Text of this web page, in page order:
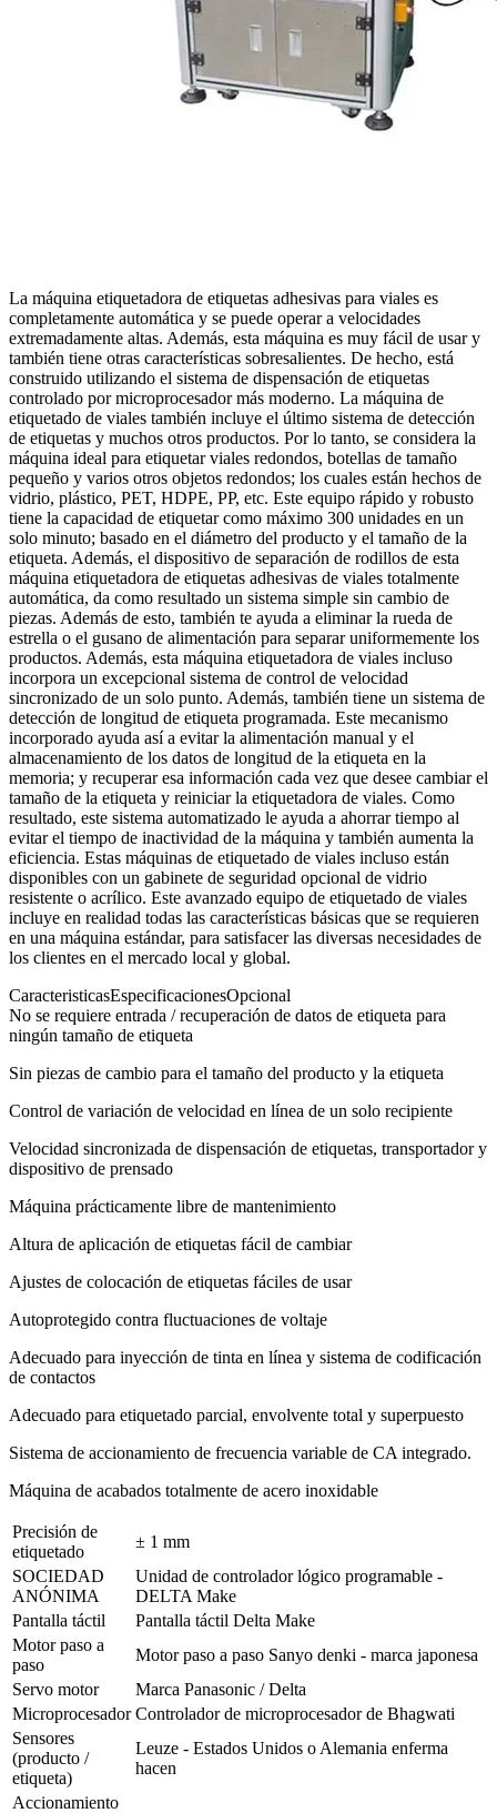
La máquina etiquetadora de etiquetas adhesivas para viales es
completamente automática y se puede operar a velocidades
extremadamente altas. Además, esta máquina es muy fácil de usar y
también tiene otras características sobresalientes. De hecho, está
construido utilizando el sistema de dispensación de etiquetas
controlado por microprocesador más moderno. La máquina de
etiquetado de viales también incluye el último sistema de detección
de etiquetas y muchos otros productos. Por lo tanto, se considera la
máquina ideal para etiquetar viales redondos, botellas de tamaño
pequeño y varios otros objetos redondos; los cuales están hechos de
vidrio, plástico, PET, HDPE, PP, etc. Este equipo rápido y robusto
tiene la capacidad de etiquetar como máximo 300 unidades en un
solo minuto; basado en el diámetro del producto y el tamaño de la
etiqueta. Además, el dispositivo de separación de rodillos de esta
máquina etiquetadora de etiquetas adhesivas de viales totalmente
automática, da como resultado un sistema simple sin cambio de
piezas. Además de esto, también te ayuda a eliminar la rueda de
estrella o el gusano de alimentación para separar uniformemente los
productos. Además, esta máquina etiquetadora de viales incluso
incorpora un excepcional sistema de control de velocidad
sincronizado de un solo punto. Además, también tiene un sistema de
detección de longitud de etiqueta programada. Este mecanismo
incorporado ayuda así a evitar la alimentación manual y el
almacenamiento de los datos de longitud de la etiqueta en la
memoria; y recuperar esa información cada vez que desee cambiar el
tamaño de la etiqueta y reiniciar la etiquetadora de viales. Como
resultado, este sistema automatizado le ayuda a ahorrar tiempo al
evitar el tiempo de inactividad de la máquina y también aumenta la
eficiencia. Estas máquinas de etiquetado de viales incluso están
disponibles con un gabinete de seguridad opcional de vidrio
resistente o acrílico. Este avanzado equipo de etiquetado de viales
incluye en realidad todas las características básicas que se requieren
en una máquina estándar, para satisfacer las diversas necesidades de
los clientes en el mercado local y global.
CaracteristicasEspecificacionesOpcional
No se requiere entrada / recuperación de datos de etiqueta para
ningún tamaño de etiqueta
Sin piezas de cambio para el tamaño del producto y la etiqueta
Control de variación de velocidad en línea de un solo recipiente
Velocidad sincronizada de dispensación de etiquetas, transportador y
dispositivo de prensado
Máquina prácticamente libre de mantenimiento
Altura de aplicación de etiquetas fácil de cambiar
Ajustes de colocación de etiquetas fáciles de usar
Autoprotegido contra fluctuaciones de voltaje
Adecuado para inyección de tinta en línea y sistema de codificación
de contactos
Adecuado para etiquetado parcial, envolvente total y superpuesto
Sistema de accionamiento de frecuencia variable de CA integrado.
Máquina de acabados totalmente de acero inoxidable
Precisión de
etiquetado
± 1 mm
SOCIEDAD
ANÓNIMA
Unidad de controlador lógico programable -
DELTA Make
Pantalla táctil
Pantalla táctil Delta Make
Motor paso a
paso
Motor paso a paso Sanyo denki - marca japonesa
Servo motor
Marca Panasonic / Delta
Microprocesador Controlador de microprocesador de Bhagwati
Sensores
(producto /
etiqueta)
Leuze - Estados Unidos o Alemania enferma
hacen
Accionamiento